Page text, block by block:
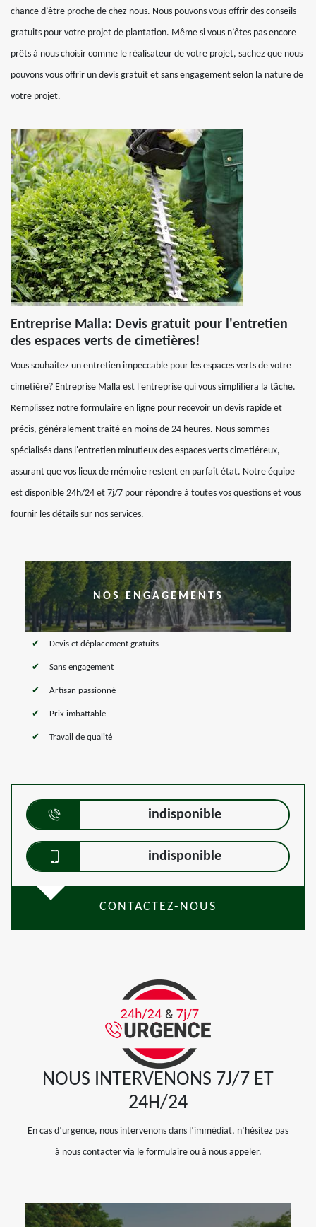
chance d’être proche de chez nous. Nous pouvons vous offrir des conseils
gratuits pour votre projet de plantation. Même si vous n’êtes pas encore
prêts à nous choisir comme le réalisateur de votre projet, sachez que nous
pouvons vous offrir un devis gratuit et sans engagement selon la nature de
votre projet.
Entreprise Malla: Devis gratuit pour l'entretien
des espaces verts de cimetières!
Vous souhaitez un entretien impeccable pour les espaces verts de votre
cimetière? Entreprise Malla est l'entreprise qui vous simplifiera la tâche.
Remplissez notre formulaire en ligne pour recevoir un devis rapide et
précis, généralement traité en moins de 24 heures. Nous sommes
spécialisés dans l'entretien minutieux des espaces verts cimetiéreux,
assurant que vos lieux de mémoire restent en parfait état. Notre équipe
est disponible 24h/24 et 7j/7 pour répondre à toutes vos questions et vous
fournir les détails sur nos services.
NOS ENGAGEMENTS
Devis et déplacement gratuits
Sans engagement
Artisan passionné
Prix imbattable
Travail de qualité
indisponible
indisponible
CONTACTEZ-NOUS
NOUS INTERVENONS 7J/7 ET
24H/24
En cas d’urgence, nous intervenons dans l’immédiat, n’hésitez pas
à nous contacter via le formulaire ou à nous appeler.